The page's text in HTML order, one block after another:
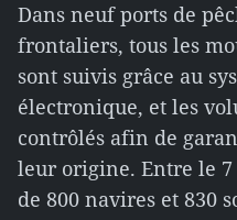
Dans neuf ports de
frontaliers, tous les
sont suivis grâce au
électronique, et les
contrôlés afin de
leur origine. Entre le
de 800 navires et 830